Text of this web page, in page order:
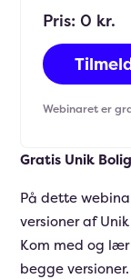
Gratis Unik
På dette
versioner af
Kom med og
begge versioner.
Pris: 0 kr.
Webinaret er